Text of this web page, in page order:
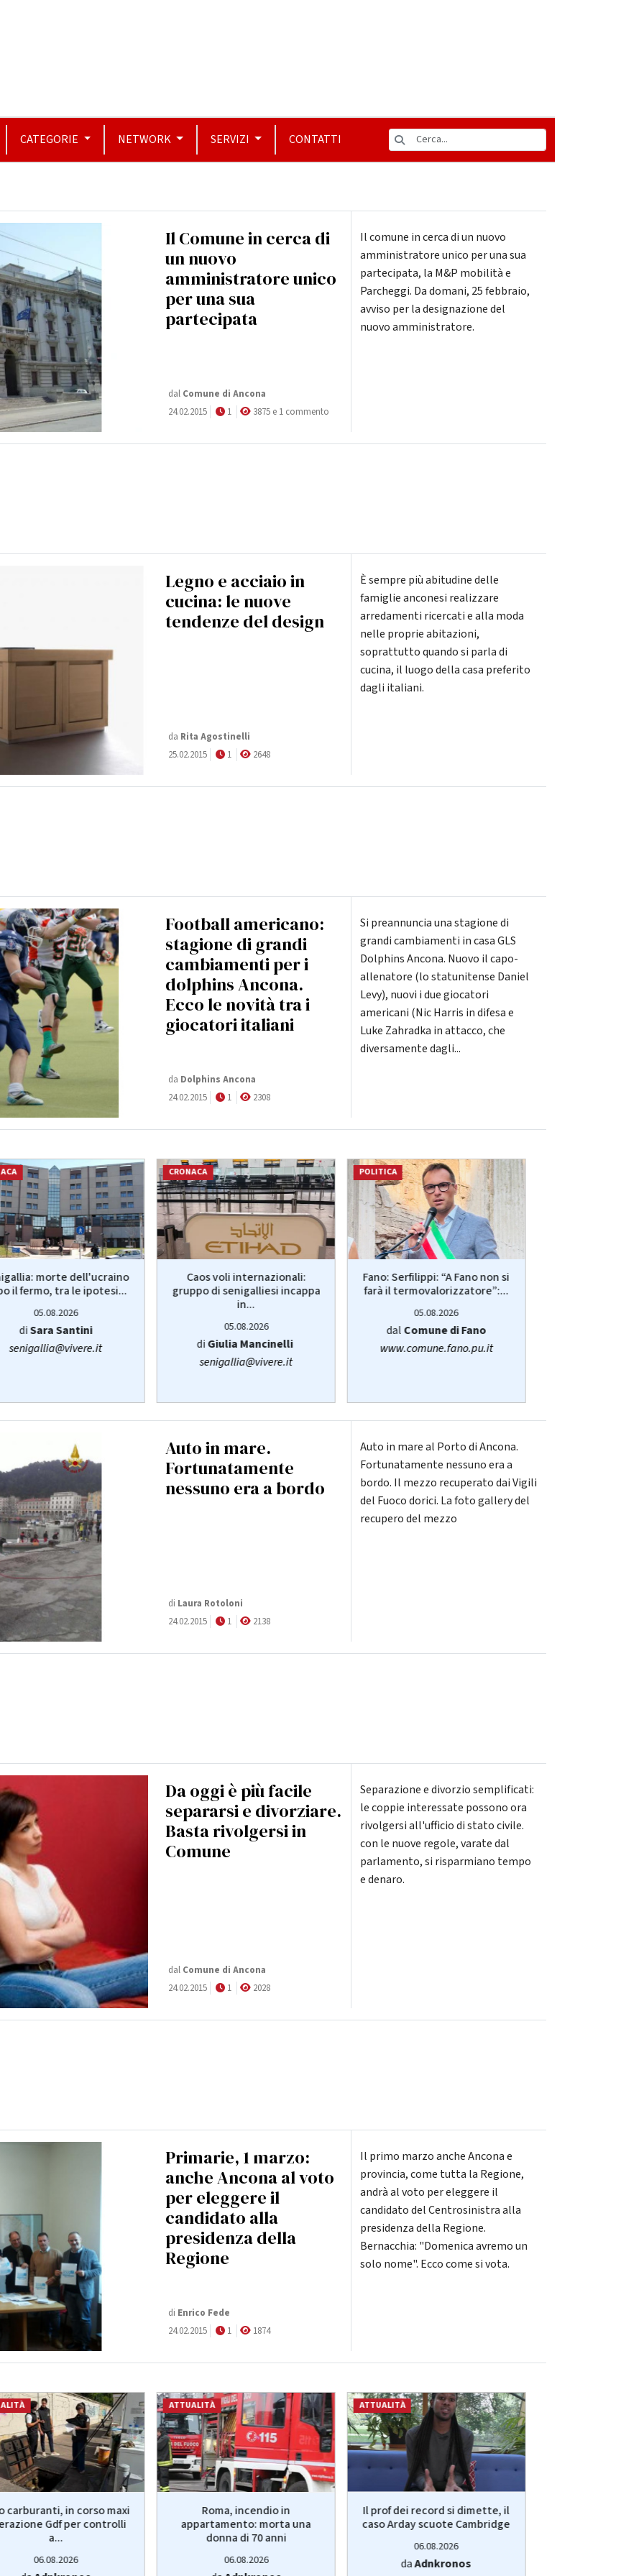
CATEGORIE NETWORK SERVIZI CONTATTI
Il Comune in cerca di
un nuovo
amministratore unico
per una sua
partecipata
dal Comune di Ancona
24.02.2015
1 3875 e 1 commento
Il comune in cerca di un nuovo
amministratore unico per una sua
partecipata, la M&P mobilità e
Parcheggi. Da domani, 25 febbraio,
avviso per la designazione del
nuovo amministratore.
Legno e acciaio in
cucina: le nuove
tendenze del design
da Rita Agostinelli
25.02.2015
1 2648
È sempre più abitudine delle
famiglie anconesi realizzare
arredamenti ricercati e alla moda
nelle proprie abitazioni,
soprattutto quando si parla di
cucina, il luogo della casa preferito
dagli italiani.
Football americano:
stagione di grandi
cambiamenti per i
dolphins Ancona.
Ecco le novità tra i
giocatori italiani
da Dolphins Ancona
24.02.2015
1 2308
Si preannuncia una stagione di
grandi cambiamenti in casa GLS
Dolphins Ancona. Nuovo il capo-
allenatore (lo statunitense Daniel
Levy), nuovi i due giocatori
americani (Nic Harris in difesa e
Luke Zahradka in attacco, che
diversamente dagli...
morte dell'ucraino
il fermo, tra le ipotesi...
05.08.2026
diSara Santini
senigallia@vivere.it
CRONACA
Caos voli internazionali:
gruppo di senigalliesi incappa
in...
05.08.2026
diGiulia Mancinelli
senigallia@vivere.it
POLITICA
Fano: Serfilippi: “A Fano non si
farà il termovalorizzatore”:...
05.08.2026
dalComune di Fano
www.comune.fano.pu.it
Auto in mare.
Fortunatamente
nessuno era a bordo
di Laura Rotoloni
24.02.2015
1 2138
Auto in mare al Porto di Ancona.
Fortunatamente nessuno era a
bordo. Il mezzo recuperato dai Vigili
del Fuoco dorici. La foto gallery del
recupero del mezzo
Da oggi è più facile
separarsi e divorziare.
Basta rivolgersi in
Comune
dal Comune di Ancona
24.02.2015
1 2028
Separazione e divorzio semplificati:
le coppie interessate possono ora
rivolgersi all'ufficio di stato civile.
con le nuove regole, varate dal
parlamento, si risparmiano tempo
e denaro.
Primarie, 1 marzo:
anche Ancona al voto
per eleggere il
candidato alla
presidenza della
Regione
di Enrico Fede
24.02.2015
1 1874
Il primo marzo anche Ancona e
provincia, come tutta la Regione,
andrà al voto per eleggere il
candidato del Centrosinistra alla
presidenza della Regione.
Bernacchia: "Domenica avremo un
solo nome". Ecco come si vota.
carburanti, in corso maxi
Gdf per controlli
a...
06.08.2026
ATTUALITÀ
Roma, incendio in
appartamento: morta una
donna di 70 anni
06.08.2026
ATTUALITÀ
Il prof dei record si dimette, il
caso Arday scuote Cambridge
06.08.2026
daAdnkronos